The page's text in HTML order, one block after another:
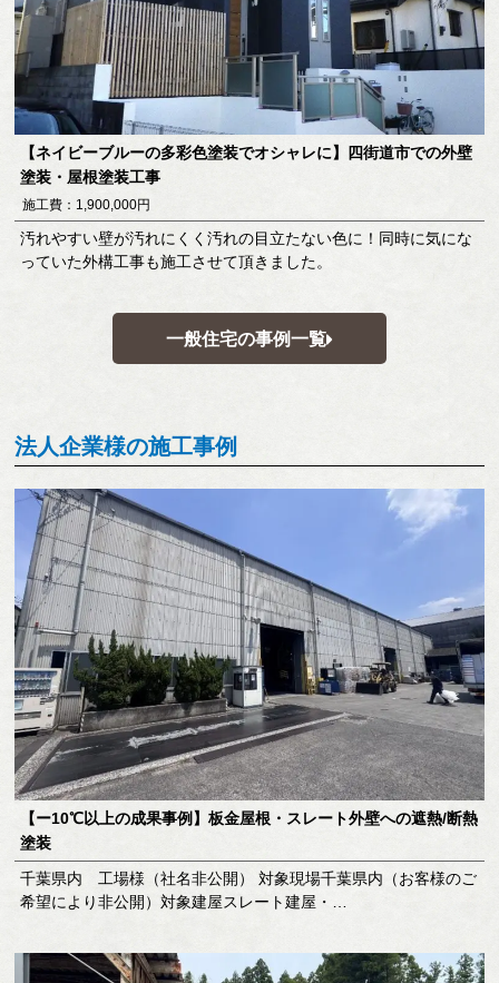
【ネイビーブルーの多彩色塗装でオシャレに】四街道市での外壁
塗装・屋根塗装工事
施工費：1,900,000円
汚れやすい壁が汚れにくく汚れの目立たない色に！同時に気にな
っていた外構工事も施工させて頂きました。
一般住宅の事例一覧
法人企業様の施工事例
【ー10℃以上の成果事例】板金屋根・スレート外壁への遮熱/断熱
塗装
千葉県内 工場様（社名非公開） 対象現場千葉県内（お客様のご
希望により非公開）対象建屋スレート建屋・…